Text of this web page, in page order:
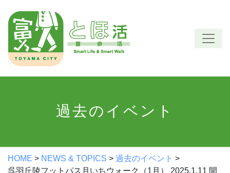
content
過去のイベント
HOME > NEWS & TOPICS > 過去のイベント >
呉羽丘陵フットパス月いちウォーク（1月） 2025.1.11 開